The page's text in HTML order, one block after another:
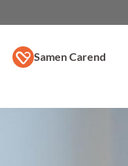
Samen Carend